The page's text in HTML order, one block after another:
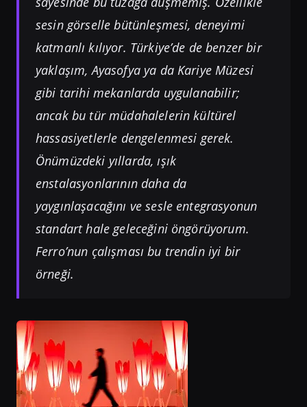
sesin görselle bütünleşmesi, deneyimi
katmanlı kılıyor. Türkiye’de de benzer bir
yaklaşım, Ayasofya ya da Kariye Müzesi
gibi tarihi mekanlarda uygulanabilir;
ancak bu tür müdahalelerin kültürel
hassasiyetlerle dengelenmesi gerek.
Önümüzdeki yıllarda, ışık
enstalasyonlarının daha da
yaygınlaşacağını ve sesle entegrasyonun
standart hale geleceğini öngörüyorum.
Ferro’nun çalışması bu trendin iyi bir
örneği.